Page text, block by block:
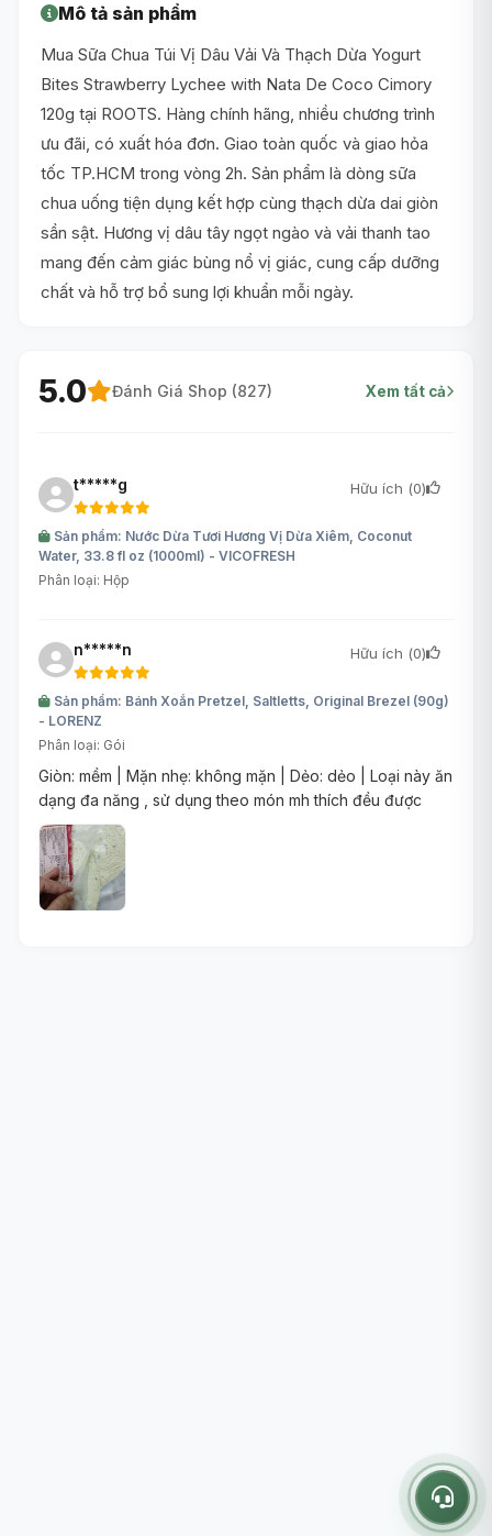
Mô tả sản phẩm
Mua Sữa Chua Túi Vị Dâu Vải Và Thạch Dừa Yogurt
Bites Strawberry Lychee with Nata De Coco Cimory
120g tại ROOTS. Hàng chính hãng, nhiều chương trình
ưu đãi, có xuất hóa đơn. Giao toàn quốc và giao hỏa
tốc TP.HCM trong vòng 2h. Sản phẩm là dòng sữa
chua uống tiện dụng kết hợp cùng thạch dừa dai giòn
sần sật. Hương vị dâu tây ngọt ngào và vải thanh tao
mang đến cảm giác bùng nổ vị giác, cung cấp dưỡng
chất và hỗ trợ bổ sung lợi khuẩn mỗi ngày.
5.0 Đánh Giá Shop (827) Xem tất cả
t*****g Hữu ích (0)
Sản phẩm: Nước Dừa Tươi Hương Vị Dừa Xiêm, Coconut
Water, 33.8 fl oz (1000ml) - VICOFRESH
Phân loại: Hộp
n*****n Hữu ích (0)
Sản phẩm: Bánh Xoắn Pretzel, Saltletts, Original Brezel (90g)
- LORENZ
Phân loại: Gói
Giòn: mềm | Mặn nhẹ: không mặn | Dẻo: dẻo | Loại này ăn
dạng đa năng , sử dụng theo món mh thích đều được